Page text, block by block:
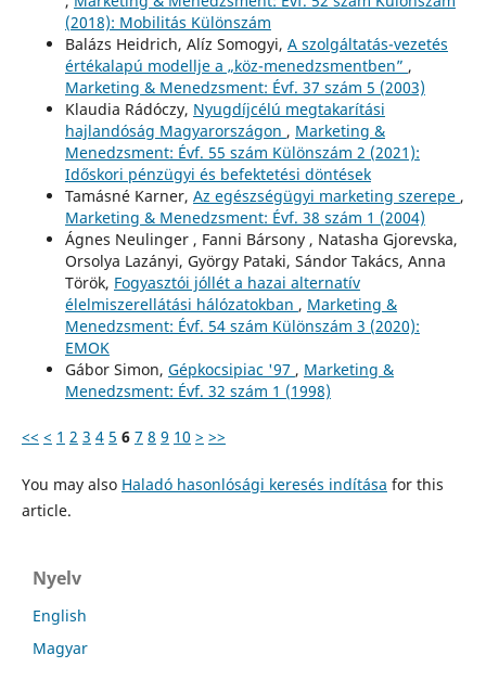
(2018): Mobilitás Különszám
Balázs Heidrich, Alíz Somogyi, A szolgáltatás-vezetés
értékalapú modellje a „köz-menedzsmentben” ,
Marketing & Menedzsment: Évf. 37 szám 5 (2003)
Klaudia Rádóczy, Nyugdíjcélú megtakarítási
hajlandóság Magyarországon , Marketing &
Menedzsment: Évf. 55 szám Különszám 2 (2021):
Időskori pénzügyi és befektetési döntések
Tamásné Karner, Az egészségügyi marketing szerepe ,
Marketing & Menedzsment: Évf. 38 szám 1 (2004)
Ágnes Neulinger , Fanni Bársony , Natasha Gjorevska,
Orsolya Lazányi, György Pataki, Sándor Takács, Anna
Török, Fogyasztói jóllét a hazai alternatív
élelmiszerellátási hálózatokban , Marketing &
Menedzsment: Évf. 54 szám Különszám 3 (2020):
EMOK
Gábor Simon, Gépkocsipiac '97 , Marketing &
Menedzsment: Évf. 32 szám 1 (1998)
<< < 1 2 3 4 5 6 7 8 9 10 > >>
You may also Haladó hasonlósági keresés indítása for this
article.
Nyelv
English
Magyar